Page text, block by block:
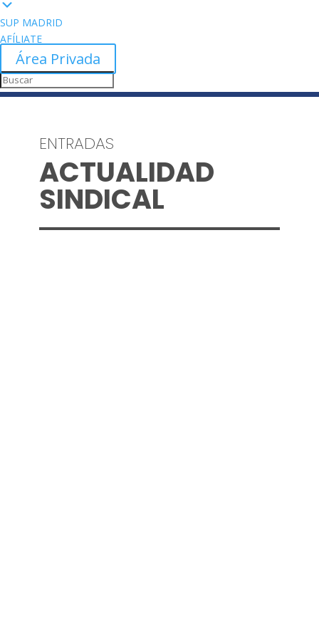
SUP MADRID
AFÍLIATE
Área Privada
ENTRADAS
ACTUALIDAD
SINDICAL